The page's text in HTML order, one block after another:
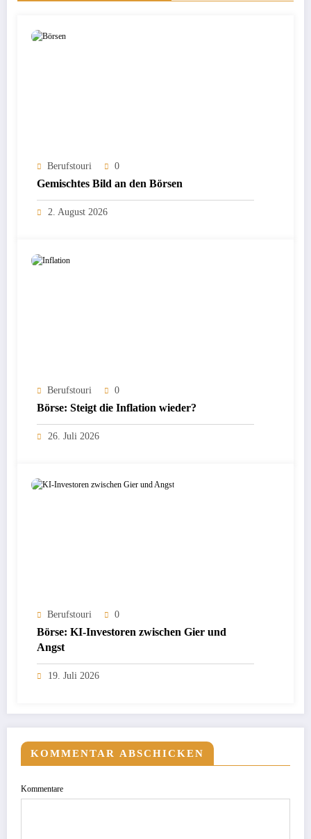
Berufstouri 0
Gemischtes Bild an den Börsen
2. August 2026
Berufstouri 0
Börse: Steigt die Inflation wieder?
26. Juli 2026
Berufstouri 0
Börse: KI-Investoren zwischen Gier und
Angst
19. Juli 2026
KOMMENTAR ABSCHICKEN
Kommentare